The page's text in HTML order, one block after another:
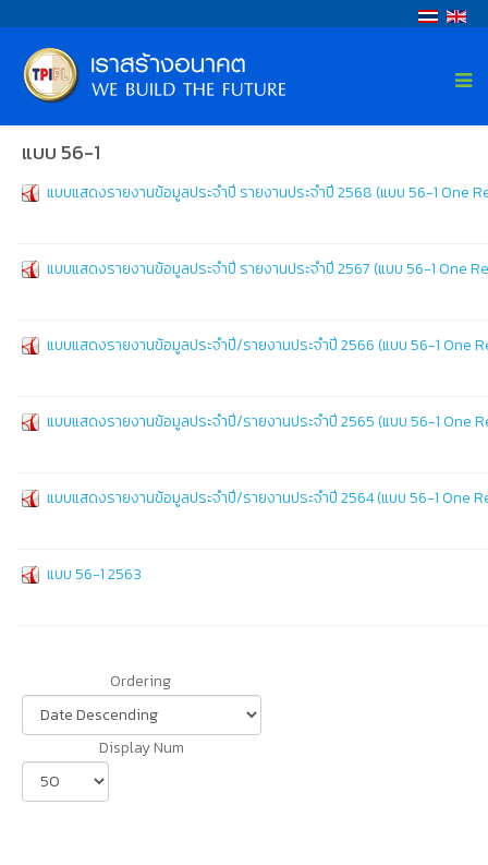
แบบ 56-1
แบบแสดงรายงานข้อมูลประจำปี รายงานประจำปี 2568 (แบบ 56-1 One
แบบแสดงรายงานข้อมูลประจำปี รายงานประจำปี 2567 (แบบ 56-1 One
แบบแสดงรายงานข้อมูลประจำปี/รายงานประจำปี 2566 (แบบ 56-1 One
แบบแสดงรายงานข้อมูลประจำปี/รายงานประจำปี 2565 (แบบ 56-1 One
แบบแสดงรายงานข้อมูลประจำปี/รายงานประจำปี 2564 (แบบ 56-1 One
แบบ 56-1 2563
Ordering
Display Num